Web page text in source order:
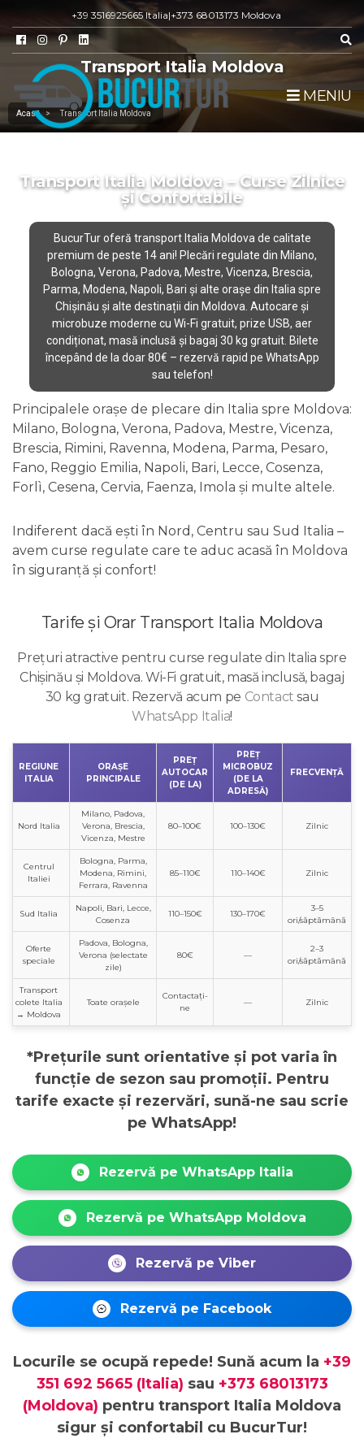
+39 3516925665 Italia|+373 68013173 Moldova
MENIU
Transport Italia Moldova
Acasă > Transport Italia Moldova
Transport Italia Moldova – Curse Zilnice
și Confortabile
BucurTur oferă transport Italia Moldovade calitate
premium de peste 14 ani! Plecări regulate din Milano,
Bologna, Verona, Padova, Mestre, Vicenza, Brescia,
Parma, Modena, Napoli, Bari și alte orașe din Italia spre
Chișinău și alte destinații din Moldova. Autocare și
microbuze moderne cu Wi-Fi gratuit, prize USB, aer
condiționat, masă inclusă și bagaj 30 kg gratuit. Bilete
începând de la doar 80€ – rezervă rapid pe WhatsApp
sau telefon!
Principalele orașe de plecare din Italia spre Moldova:
Milano, Bologna, Verona, Padova, Mestre, Vicenza,
Brescia, Rimini, Ravenna, Modena, Parma, Pesaro,
Fano, Reggio Emilia, Napoli, Bari, Lecce, Cosenza,
Forlì, Cesena, Cervia, Faenza, Imola și multe altele.
Indiferent dacă ești în Nord, Centru sau Sud Italia –
avem curse regulate care te aduc acasă în Moldova
în siguranță și confort!
Tarife și Orar Transport Italia Moldova
Prețuri atractive pentru curse regulate din Italia spre
Chișinău și Moldova. Wi-Fi gratuit, masă inclusă, bagaj
30 kg gratuit. Rezervă acum pe Contact sau
WhatsApp Italia!
REGIUNE
ITALIA
ORAȘE
PRINCIPALE
PREȚ
AUTOCAR
(DE LA)
PREȚ
MICROBUZ
(DE LA
ADRESĂ)
FRECVENȚĂ
Nord Italia
Milano, Padova,
Verona, Brescia,
Vicenza, Mestre
80–100€ 100–130€ Zilnic
Centrul
Italiei
Bologna, Parma,
Modena, Rimini,
Ferrara, Ravenna
85–110€ 110–140€ Zilnic
Sud Italia
Napoli, Bari, Lecce,
Cosenza
110–150€ 130–170€
3–5
ori/săptămână
Oferte
speciale
Padova, Bologna,
Verona (selectate
zile)
80€ —
2–3
ori/săptămână
Transport
colete Italia
→ Moldova
Toate orașele
Contactați-
ne
— Zilnic
*Prețurile sunt orientative și pot varia în
funcție de sezon sau promoții. Pentru
tarife exacte și rezervări, sună-ne sau scrie
pe WhatsApp!
Rezervă pe WhatsApp Italia
Rezervă pe WhatsApp Moldova
Rezervă pe Viber
Rezervă pe Facebook
Locurile se ocupă repede! Sună acum la +39
351 692 5665 (Italia) sau +373 68013173
(Moldova) pentru transport Italia Moldova
sigur și confortabil cu BucurTur!